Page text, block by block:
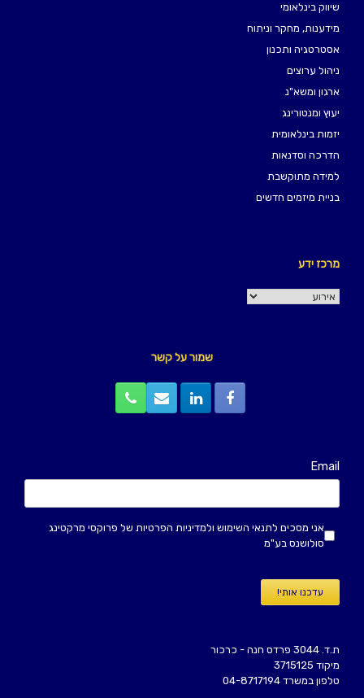
שמור על קשר
Email
אני מסכים לתנאי השימוש ולמדיניות הפרטיות של פרוקסי מרקטינג
סולושנס בע"מ
עדכנו אותי!
ת.ד. 3044 פרדס חנה - כרכור
מיקוד 3715125
טלפון במשרד 04-8717194
מרכז ידע
מרכז
שיווק בינלאומי
מידענות, מחקר וניתוח
אסטרטגיה ותכנון
ניהול ערוצים
ארגון ומשא"נ
יעוץ ומנטורינג
יזמות בינלאומית
הדרכה וסדנאות
למידה מתוקשבת
בניית מיזמים חדשים